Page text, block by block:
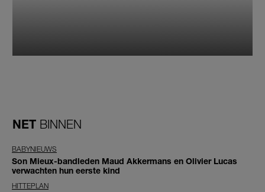
NET BINNEN
BABYNIEUWS
Son Mieux-bandleden Maud Akkermans en Olivier Lucas
verwachten hun eerste kind
HITTEPLAN